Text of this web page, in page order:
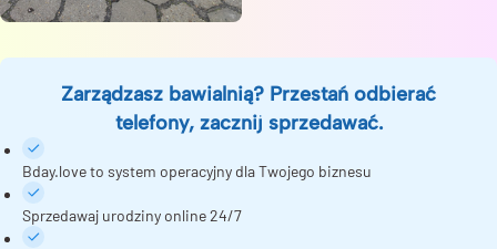
Zarządzasz bawialnią? Przestań odbierać
telefony, zacznij sprzedawać.
Bday.love to system operacyjny dla Twojego biznesu
Sprzedawaj urodziny online 24/7